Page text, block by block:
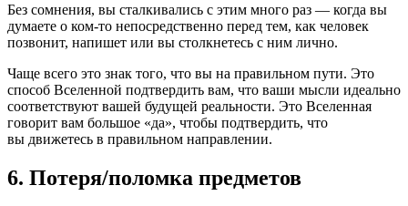
Без сомнения, вы сталкивались с этим много раз — когда вы
думаете о ком-то непосредственно перед тем, как человек
позвонит, напишет или вы столкнетесь с ним лично.
Чаще всего это знак того, что вы на правильном пути. Это
способ Вселенной подтвердить вам, что ваши мысли идеально
соответствуют вашей будущей реальности. Это Вселенная
говорит вам большое «да», чтобы подтвердить, что
вы движетесь в правильном направлении.
6. Потеря/поломка предметов